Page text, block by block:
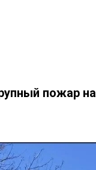
пожар